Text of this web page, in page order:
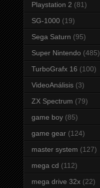
Playstation 2 (81)
SG-1000 (19)
Sega Saturn (95)
Super Nintendo (485)
TurboGrafx 16 (100)
VideoAnálisis (3)
ZX Spectrum (79)
game boy (85)
game gear (124)
master system (127)
mega cd (112)
mega drive 32x (22)